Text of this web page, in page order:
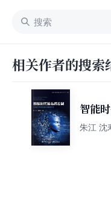
相关作者的搜索
智能
同体机
朱江 沈